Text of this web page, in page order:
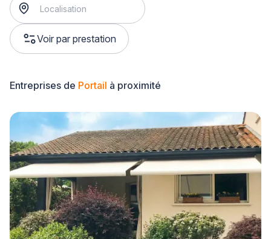
Voir par prestation
Entreprises de Portail à proximité